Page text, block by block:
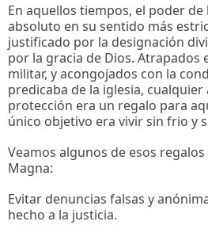
En aquellos tiempos, el poder
absoluto en su sentido más
justificado por la designación
por la gracia de Dios. Atrapados
militar, y acongojados con la
predicaba de la iglesia,
protección era un regalo para
único objetivo era vivir sin frio y
Veamos algunos de esos
Magna:
Evitar denuncias falsas y
hecho a la justicia.